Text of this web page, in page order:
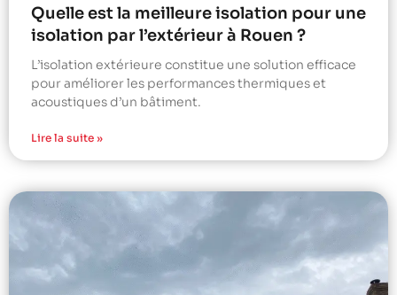
Quelle est la meilleure isolation pour une
isolation par l’extérieur à Rouen ?
L’isolation extérieure constitue une solution efficace
pour améliorer les performances thermiques et
acoustiques d’un bâtiment.
Lire la suite »